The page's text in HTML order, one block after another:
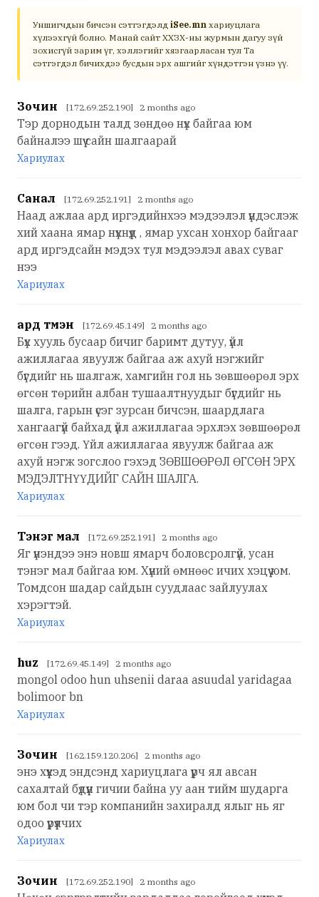
Уншигчдын бичсэн сэтгэгдэлд iSee.mn хариуцлага
хүлээхгүй болно. Манай сайт ХХЗХ-ны журмын дагуу зүй
зохисгүй зарим үг, хэллэгийг хязгаарласан тул Та
сэтгэгдэл бичихдээ бусдын эрх ашгийг хүндэтгэн үзнэ үү.
Зочин [172.69.252.190] 2 months ago
Тэр дорнодын талд зөндөө нүх байгаа юм
байналээ шүү сайн шалгаарай
Хариулах
Санал [172.69.252.191] 2 months ago
Наад ажлаа ард иргэдийнхээ мэдээлэл үндэслэж
хий хаана ямар нүхнүүд , ямар ухсан хонхор байгааг
ард иргэдсайн мэдэх тул мэдээлэл авах суваг
нээ
Хариулах
ард түмэн [172.69.45.149] 2 months ago
Бүх хууль бусаар бичиг баримт дутуу, үйл
ажиллагаа явуулж байгаа аж ахуй нэгжийг
бүгдийг нь шалгаж, хамгийн гол нь зөвшөөрөл эрх
өгсөн төрийн албан тушаалтнуудыг бүгдийг нь
шалга, гарын үсэг зурсан бичсэн, шаардлага
хангаагүй байхад үйл ажиллагаа эрхлэх зөвшөөрөл
өгсөн гээд. Үйл ажиллагаа явуулж байгаа аж
ахуй нэгж зогслоо гэхэд ЗӨВШӨӨРӨЛ ӨГСӨН ЭРХ
МЭДЭЛТНҮҮДИЙГ САЙН ШАЛГА.
Хариулах
Тэнэг мал [172.69.252.191] 2 months ago
Яг үнэндээ энэ новш ямарч боловсролгүй, усан
тэнэг мал байгаа юм. Хүний өмнөөс ичих хэцүү юм.
Томдсон шадар сайдын суудлаас зайлуулах
хэрэгтэй.
Хариулах
huz [172.69.45.149] 2 months ago
mongol odoo hun uhsenii daraa asuudal yaridagaa
bolimoor bn
Хариулах
Зочин [162.159.120.206] 2 months ago
энэ хүүхэд эндсэнд хариуцлага үүрч ял авсан
сахалтай бүдүүн гичии байна уу аан тийм шударга
юм бол чи тэр компанийн захиралд ялыг нь яг
одоо үүрүүлчих
Хариулах
Зочин [172.69.252.190] 2 months ago